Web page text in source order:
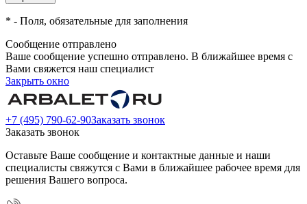
* - Поля, обязательные для заполнения
Сообщение отправлено
Ваше сообщение успешно отправлено. В ближайшее время с
Вами свяжется наш специалист
Закрыть окно
+7 (495) 790-62-90Заказать звонок
Заказать звонок
Оставьте Ваше сообщение и контактные данные и наши
специалисты свяжутся с Вами в ближайшее рабочее время для
решения Вашего вопроса.